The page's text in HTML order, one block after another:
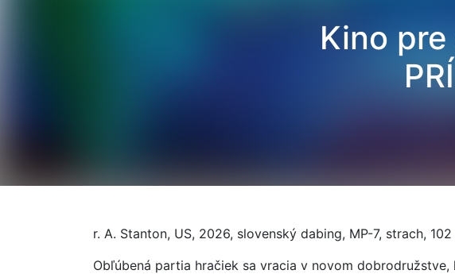
Kino pre
r. A. Stanton, US, 2026, slovenský dabing, MP-7, strach, 102
Obľúbená partia hračiek sa vracia v novom